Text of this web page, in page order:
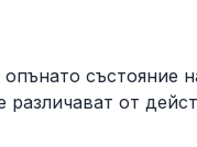
състояние
различават от